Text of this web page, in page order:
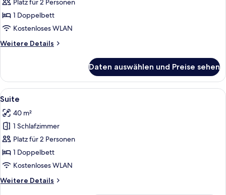
Doppelzimmer
anzeigen
Platz für 2 Personen
1 Doppelbett
Kostenloses WLAN
Weitere Details
Weitere
Doppelzimmer
Daten auswählen und Preise sehen
Alle
Fotos
für
Suite
anzeigen
Ein Hotelzimmer mit einem roten
1
Suite
40 m²
1 Schlafzimmer
Platz für 2 Personen
1 Doppelbett
Kostenloses WLAN
Weitere Details
Weitere